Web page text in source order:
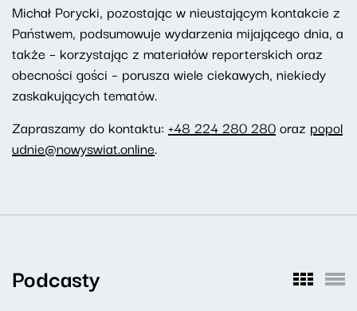
Michał Porycki, pozostając w nieustającym kontakcie z
Państwem, podsumowuje wydarzenia mijającego dnia, a
także – korzystając z materiałów reporterskich oraz
obecności gości – porusza wiele ciekawych, niekiedy
zaskakujących tematów.
Zapraszamy do kontaktu: +48 224 280 280oraz popol
udnie@nowyswiat.online.
Podcasty